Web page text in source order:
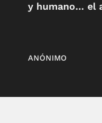
y humano… el
ANÓNIMO